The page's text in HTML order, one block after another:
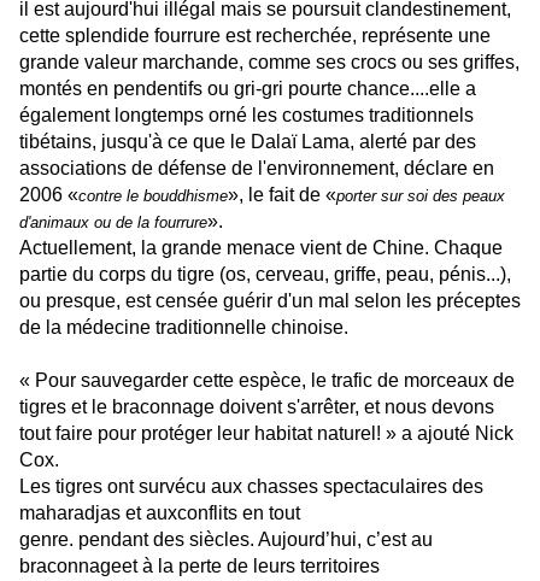
il est aujourd'hui illégal mais se poursuit clandestinement,
cette splendide fourrure est recherchée, représente une
grande valeur marchande, comme ses crocs ou ses griffes,
montés en pendentifs ou gri-gri pourte chance....elle a
également longtemps orné les costumes traditionnels
tibétains, jusqu'à ce que le Dalaï Lama, alerté par des
associations de défense de l'environnement, déclare en
2006 «contre le bouddhisme», le fait de «porter sur soi des peaux
d'animaux ou de la fourrure».
Actuellement, la grande menace vient de Chine. Chaque
partie du corps du tigre (os, cerveau, griffe, peau, pénis...),
ou presque, est censée guérir d'un mal selon les préceptes
de la médecine traditionnelle chinoise.
« Pour sauvegarder cette espèce, le trafic de morceaux de
tigres et le braconnage doivent s'arrêter, et nous devons
tout faire pour protéger leur habitat naturel! » a ajouté Nick
Cox.
Les tigres ont survécu aux chasses spectaculaires des
maharadjas et auxconflits en tout
genre. pendant des siècles. Aujourd’hui, c’est au
braconnageet à la perte de leurs territoires